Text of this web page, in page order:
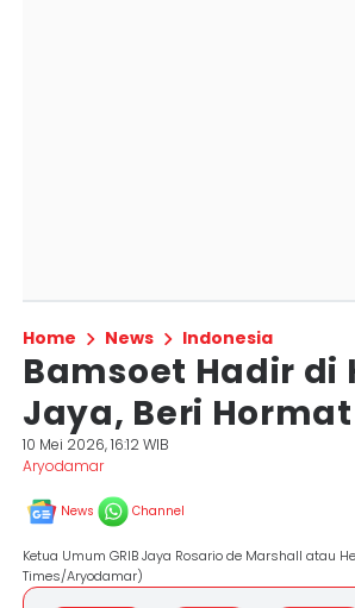
Home News Indonesia
Bamsoet Hadir di
Jaya, Beri
10 Mei 2026, 16:12 WIB
Aryodamar
News Channel
Ketua Umum GRIB Jaya Rosario de Marshall atau
Times/Aryodamar)